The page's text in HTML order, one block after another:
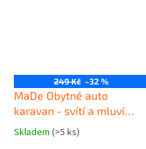
249 Kč –32 %
MaDe Obytné auto
karavan - svítí a mluví
česky a slovensky
Průměrné
Skladem (>5 ks)